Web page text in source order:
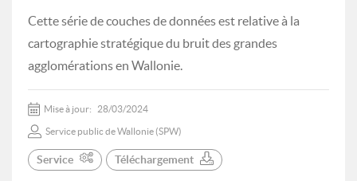
Cette série de couches de données est relative à la
cartographie stratégique du bruit des grandes
agglomérations en Wallonie.
Mise à jour: 28/03/2024
Service public de Wallonie (SPW)
Service Téléchargement